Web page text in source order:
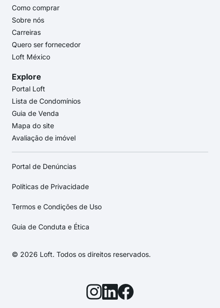
Como comprar
Sobre nós
Carreiras
Quero ser fornecedor
Loft México
Explore
Portal Loft
Lista de Condomínios
Guia de Venda
Mapa do site
Avaliação de imóvel
Portal de Denúncias
Políticas de Privacidade
Termos e Condições de Uso
Guia de Conduta e Ética
© 2026 Loft. Todos os direitos reservados.